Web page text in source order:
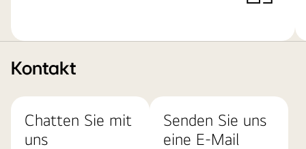
Kontakt
Chatten Sie mit
uns
Senden Sie uns
eine E-Mail